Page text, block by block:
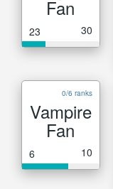
Fan
23 30
0/6 ranks
Vampire
Fan
6 10